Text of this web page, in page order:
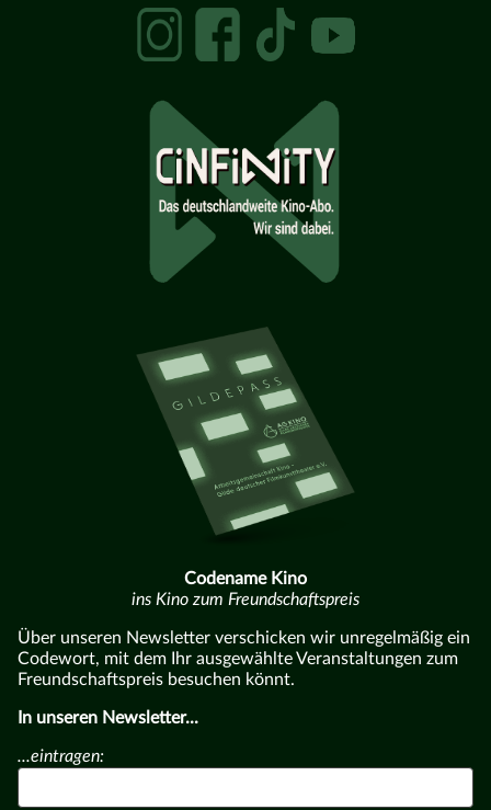
Codename Kino
ins Kino zum Freundschaftspreis
Über unseren Newsletter verschicken wir unregelmäßig ein
Codewort, mit dem Ihr ausgewählte Veranstaltungen zum
Freundschaftspreis besuchen könnt.
In unseren Newsletter...
...eintragen: